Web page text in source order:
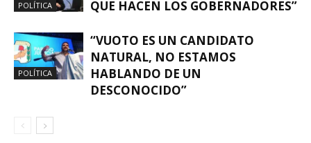
POLÍTICA
QUE HACEN LOS GOBERNADORES”
POLÍTICA
“VUOTO ES UN CANDIDATO
NATURAL, NO ESTAMOS
HABLANDO DE UN
DESCONOCIDO”